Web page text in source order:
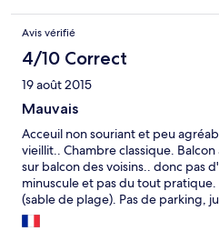
Avis vérifié
4/10 Correct
19 août 2015
Mauvais
Acceuil non souriant et peu
vieillit.. Chambre classique. Balcon
sur balcon des voisins.. donc pas
minuscule et pas du tout pratique.
(sable de plage). Pas de parking,
donc pourquoi proposer un tarif
petit déjeuner ! Pas mal de choix